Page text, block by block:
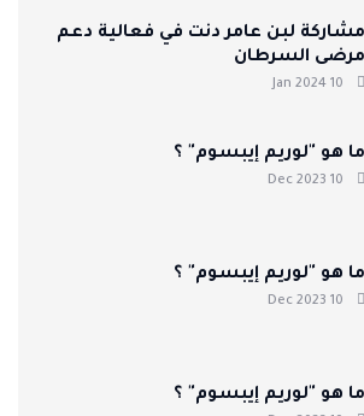
مشاركة لبن عامر دنت في فعالية دعم
مرضى السرطان
ما هو "لوريم إيبسوم" ؟
ما هو "لوريم إيبسوم" ؟
ما هو "لوريم إيبسوم" ؟